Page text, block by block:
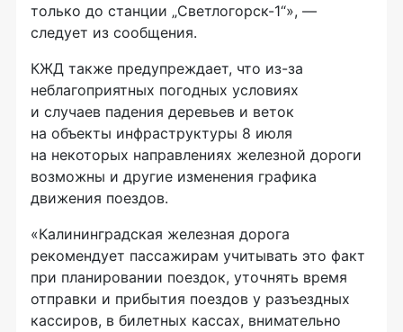
только до станции „Светлогорск-1“», —
следует из сообщения.
КЖД также предупреждает, что из-за
неблагоприятных погодных условиях
и случаев падения деревьев и веток
на объекты инфраструктуры 8 июля
на некоторых направлениях железной дороги
возможны и другие изменения графика
движения поездов.
«Калининградская железная дорога
рекомендует пассажирам учитывать это факт
при планировании поездок, уточнять время
отправки и прибытия поездов у разъездных
кассиров, в билетных кассах, внимательно